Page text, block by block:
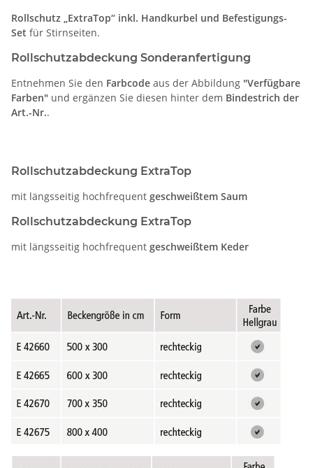
Rollschutz „ExtraTop“ inkl. Handkurbel und Befestigungs-
Set für Stirnseiten.
Rollschutzabdeckung Sonderanfertigung
Entnehmen Sie den Farbcode aus der Abbildung "Verfügbare
Farben" und ergänzen Sie diesen hinter dem Bindestrich der
Art.-Nr..
Rollschutzabdeckung ExtraTop
mit längsseitig hochfrequent geschweißtem Saum
Rollschutzabdeckung ExtraTop
mit längsseitig hochfrequent geschweißtem Keder